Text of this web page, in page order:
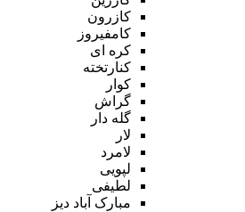
کازرون
کامفیروز
کره ای
کنارتخته
کوار
گراش
گله دار
لار
لامرد
لپویی
لطیفی
مبارک آباد دیز